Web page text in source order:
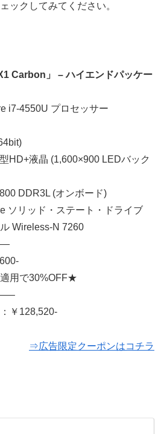
ックしてみてください。
Carbon」 – ハイエンドパッケー
i7-4550U プロセッサー
HD+液晶 (1,600×900 LEDバック
DDR3L (オンボード)
ソリッド・ステート・ドライブ
Wireless-N 7260
用で30%OFF★
￥128,520-
⇒広告限定クーポンはコチラ